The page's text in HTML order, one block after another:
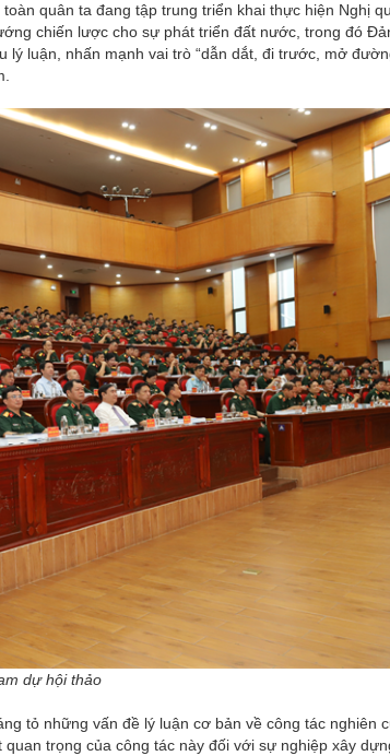
quân ta đang tập trung triển khai thực hiện Nghị
chiến lược cho sự phát triển đất nước, trong đó
luận, nhấn mạnh vai trò “dẫn dắt, đi trước, mở
dự hội thảo
tỏ những vấn đề lý luận cơ bản về công tác nghiên
trọng của công tác này đối với sự nghiệp xây